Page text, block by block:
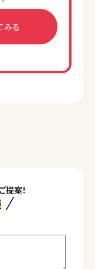
みる
提案！